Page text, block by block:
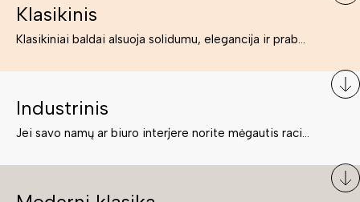
Klasikinis
Klasikiniai baldai alsuoja solidumu, elegancija ir prabanga. Paprastai jie būna masyvūs, kuria didybės įspūdį. Neabejotinai jie bus geriausias pasirinkimas estetiškam ir rafinuotam klasikiniam namų interjerui. Kartais klasikiniai baldai traktuojami kaip senoviniai, bet tai ne tiesa – klasika yra stilius, neišsemiama elegancija ir rafinuotumas.
Industrinis
Jei savo namų ar biuro interjere norite mėgautis racionaliai išnaudotomis erdvėmis, funkcionalumu ir esate neabejingi tamsesniam koloritui bei praktiškiems sprendimams, tuomet industrinis stilius bus būtent tai, ko Jums reikia. O industrinio stiliaus baldus išsirinksite mūsų asortimente.